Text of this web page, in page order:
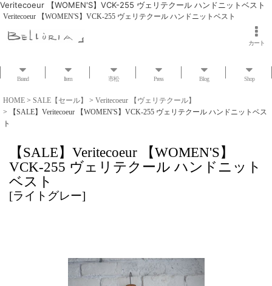
Veritecoeur 【WOMEN'S】VCK-255 ヴェリテクール ハンドニットベスト
Veritecoeur 【WOMEN'S】VCK-255 ヴェリテクール ハンドニットベスト
カート
Brand Item 市松 Press Blog Shop
HOME > SALE【セール】 > Veritecoeur 【ヴェリテクール】
>
【SALE】Veritecoeur 【WOMEN'S】VCK-255 ヴェリテクール ハンドニットベス
ト
【SALE】Veritecoeur 【WOMEN'S】
VCK-255 ヴェリテクール ハンドニット
ベスト
[ライトグレー]